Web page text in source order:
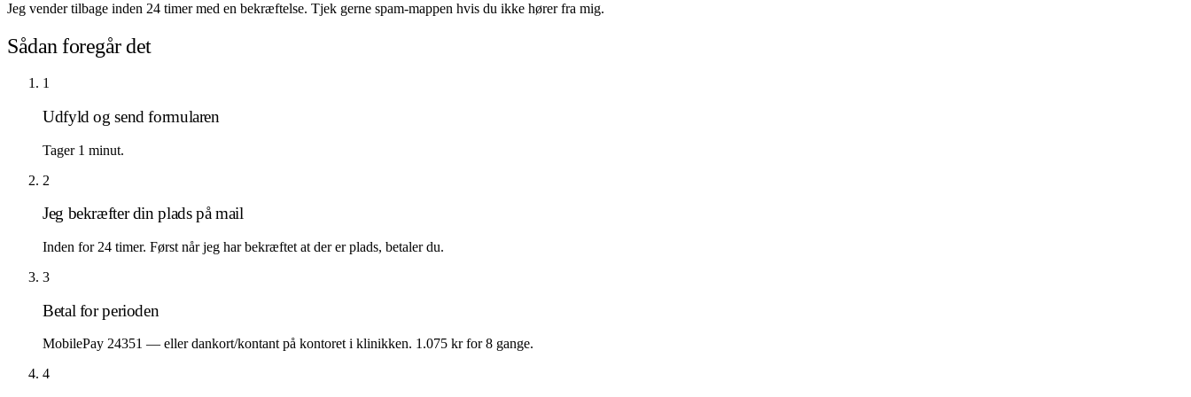
Jeg vender tilbage inden 24 timer med en bekræftelse. Tjek gerne spam-mappen hvis du ikke hører fra mig.
Sådan foregår det
1
Udfyld og send formularen
Tager 1 minut.
2
Jeg bekræfter din plads på mail
Inden for 24 timer. Først når jeg har bekræftet at der er plads, betaler du.
3
Betal for perioden
MobilePay 24351 — eller dankort/kontant på kontoret i klinikken. 1.075 kr for 8 gange.
4